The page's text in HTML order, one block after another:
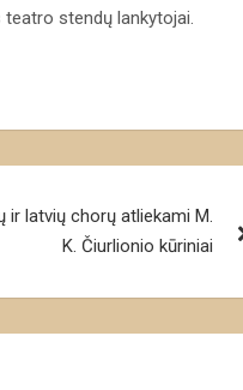
stendų lankytojai.
ir latvių chorų atliekami M.
K. Čiurlionio kūriniai